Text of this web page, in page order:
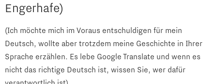
Engerhafe)
(Ich möchte mich im Voraus entschuldigen für mein
Deutsch, wollte aber trotzdem meine Geschichte in Ihrer
Sprache erzählen. Es lebe Google Translate und wenn es
nicht das richtige Deutsch ist, wissen Sie, wer dafür